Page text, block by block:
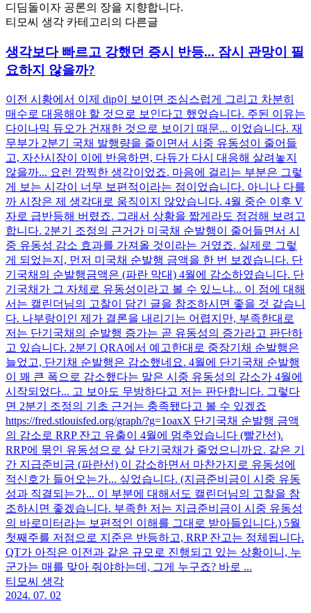
디딤돌이자 공론의 장을 지향합니다.
티모씨 생각 카테고리의 다른글
생각보다 빠르고 강했던 증시 반등... 잠시 관망이 필
요하지 않을까?
이전 시황에서 이제 dip이 보이면 조심스럽게 그리고 차분히
매수로 대응해야 할 것으로 보인다고 했었습니다. 주된 이유는
다이나믹 듀오가 건재한 것으로 보이기 때문... 이었습니다. 재
무부가 2분기 국채 발행량을 줄이면서 시중 유동성이 줄어들
고, 자산시장이 이에 반응하면, 다듀가 다시 대응해 살려놓지
않을까... 요런 깜찍한 생각이었죠. 마음에 걸리는 부분은 그렇
게 보는 시각이 너무 보편적이라는 점이었습니다. 아니나 다를
까 시장은 제 생각대로 움직이지 않았습니다. 4월 중순 이후 V
자로 급반등해 버렸죠. 그래서 상황을 짧게라도 점검해 보려고
합니다. 2분기 조정의 근거가 미국채 순발행이 줄어들면서 시
중 유동성 감소 효과를 가져올 것이라는 거였죠. 실제로 그렇
게 되었는지, 먼저 미국채 순발행 금액을 한 번 보겠습니다. 단
기국채의 순발행금액은 (파란 막대) 4월에 감소하였습니다. 단
기국채가 그 자체로 유동성이라고 볼 수 있느냐... 이 점에 대해
서는 캘린더님의 고찰이 담긴 글을 참조하시면 좋을 것 같습니
다. 나부랑이인 제가 결론을 내리기는 어렵지만, 부족한대로
저는 단기국채의 순발행 증가는 곧 유동성의 증가라고 판단하
고 있습니다. 2분기 QRA에서 예고한대로 중장기채 순발행은
늘었고, 단기채 순발행은 감소했네요. 4월에 단기국채 순발행
이 꽤 큰 폭으로 감소했다는 말은 시중 유동성의 감소가 4월에
시작되었다... 고 보아도 무방하다고 저는 판단합니다. 그렇다
면 2분기 조정의 기초 근거는 충족됐다고 볼 수 있겠죠
https://fred.stlouisfed.org/graph/?g=1oaxX 단기국채 순발행 금액
의 감소로 RRP 잔고 유출이 4월에 멈추었습니다 (빨간선).
RRP에 묶인 유동성으로 살 단기국채가 줄었으니까요. 같은 기
간 지급준비금 (파란선) 이 감소하면서 마찬가지로 유동성에
적신호가 들어오는가... 싶었습니다. (지금준비금이 시중 유동
성과 직결되는가... 이 부분에 대해서도 캘린더님의 고찰을 참
조하시면 좋겠습니다. 부족한 저는 지급준비금이 시중 유동성
의 바로미터라는 보편적인 이해를 그대로 받아들입니다.) 5월
첫째주를 저점으로 지준은 반등하고, RRP 잔고는 정체됩니다.
QT가 아직은 이전과 같은 규모로 진행되고 있는 상황이니, 누
군가는 매를 맞아 줘야하는데, 그게 누구죠? 바로 ...
티모씨 생각
2024. 07. 02